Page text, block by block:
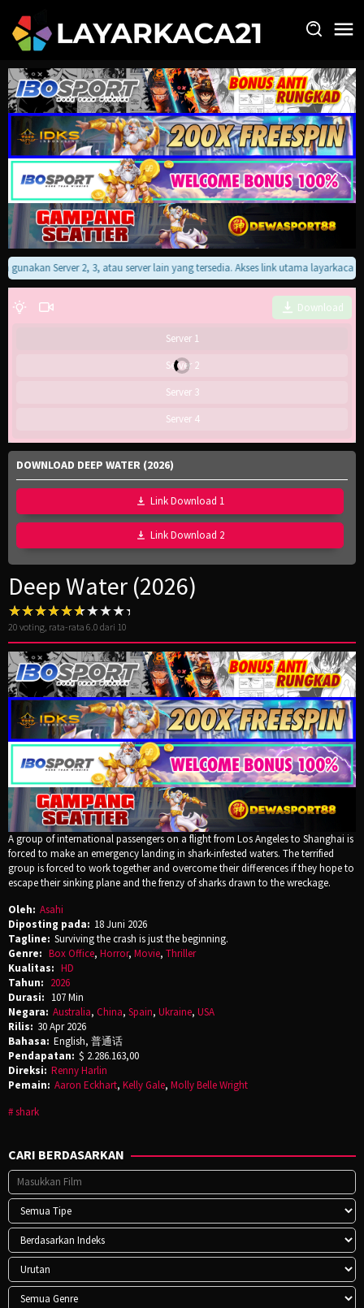
konten
Server 2, 3, atau server lain yang tersedia. Akses link utama layarkaca
Download
Server 1
Server 2
Server 3
Server 4
DOWNLOAD DEEP WATER (2026)
Link Download 1
Link Download 2
Deep Water (2026)
20 voting, rata-rata 6.0 dari 10
A group of international passengers on a flight from Los Angeles to Shanghai is
forced to make an emergency landing in shark-infested waters. The terrified
group is forced to work together and overcome their differences if they hope to
escape their sinking plane and the frenzy of sharks drawn to the wreckage.
Oleh: Asahi
Diposting pada: 18 Juni 2026
Tagline: Surviving the crash is just the beginning.
Genre: Box Office, Horror, Movie, Thriller
Kualitas: HD
Tahun: 2026
Durasi: 107 Min
Negara: Australia, China, Spain, Ukraine, USA
Rilis: 30 Apr 2026
Bahasa: English, 普通话
Pendapatan: $ 2.286.163,00
Direksi: Renny Harlin
Pemain: Aaron Eckhart, Kelly Gale, Molly Belle Wright
shark
CARI BERDASARKAN